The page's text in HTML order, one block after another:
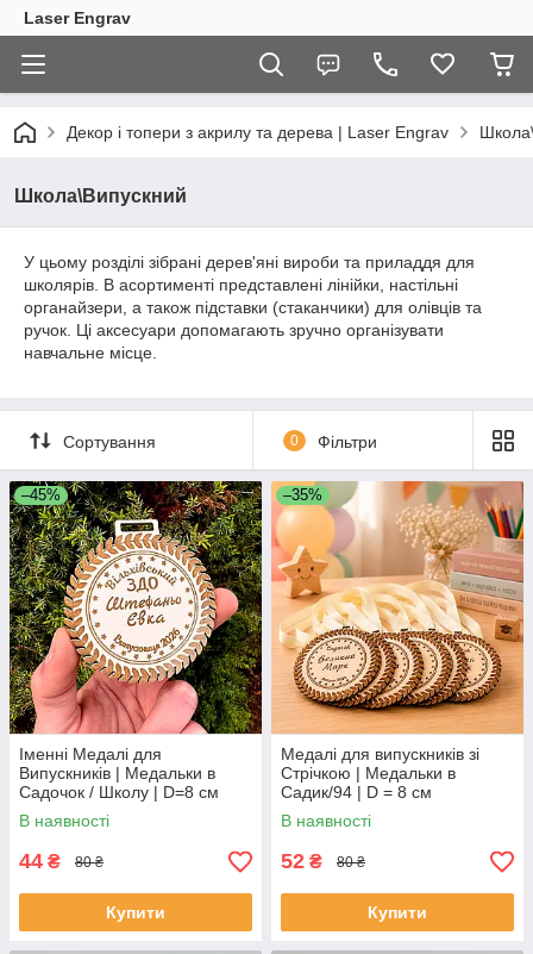
Laser Engrav
Декор і топери з акрилу та дерева | Laser Engrav
Школа\Випускний
У цьому розділі зібрані дерев'яні вироби та приладдя для
школярів. В асортименті представлені лінійки, настільні
органайзери, а також підставки (стаканчики) для олівців та
ручок. Ці аксесуари допомагають зручно організувати
навчальне місце.
Сортування 0 Фільтри
–45%
Іменні Медалі для
Випускників | Медальки в
Садочок / Школу | D=8 см
В наявності
44 ₴ 80 ₴
Купити
–35%
Медалі для випускників зі
Стрічкою | Медальки в
Садик/94 | D = 8 см
В наявності
52 ₴ 80 ₴
Купити